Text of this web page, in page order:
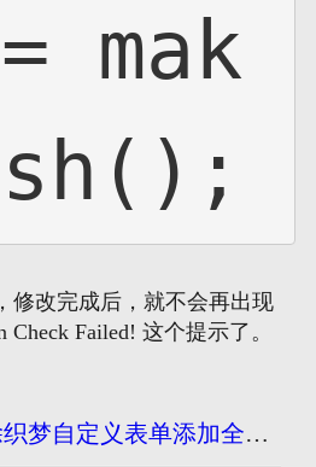
mak
修改完成后，就不会再出现
Check Failed! 这个提示了。
自定义表单添加全选功能